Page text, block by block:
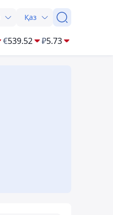
Қаз
€539.52 ₽5.73